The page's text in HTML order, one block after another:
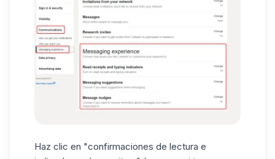
Haz clic en "confirmaciones de lectura e